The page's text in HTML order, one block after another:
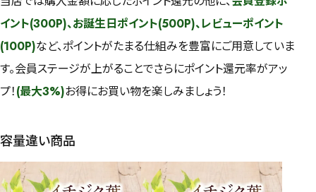
イント(300P)、お誕生日ポイント(500P)、レビューポイント
(100P)など、ポイントがたまる仕組みを豊富にご用意していま
す。会員ステージが上がることでさらにポイント還元率がアッ
プ！(最大3%)お得にお買い物を楽しみましょう！
容量違い商品